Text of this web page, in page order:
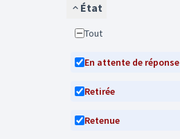
État
Tout
En attente de réponse
Retirée
Retenue